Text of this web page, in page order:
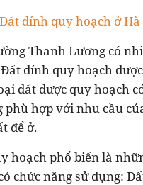
Đất dính quy hoạch ở Hà
Thanh Lương có
dính quy hoạch
đất được quy hoạch
phù hợp với nhu cầu
để ở.
hoạch phổ biến là
chức năng sử dụng: